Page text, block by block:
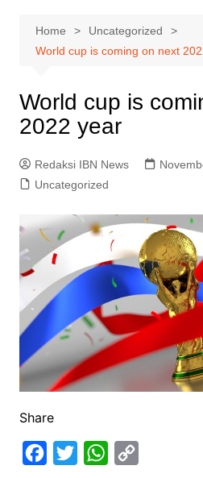
Home
Uncategorized
World cup is coming on next
World cup is
2022 year
Redaksi IBN News
Uncategorized
Share
W